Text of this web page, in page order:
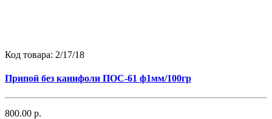
Код товара: 2/17/18
Припой без канифоли ПОС-61 ф1мм/100гр
800.00 р.